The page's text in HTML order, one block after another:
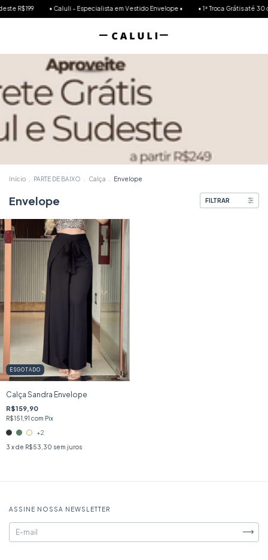
R$199 • Caluli - Especialista em Vestido Envelope • • 1ª Troca Grátis até 30
Início PARTE DE BAIXO Calça Envelope
Envelope FILTRAR
ESGOTADO
Calça Sandra Envelope
R$159,90
R$151,91 com Pix
+2
3 x de R$53,30 sem juros
ASSINE NOSSA NEWSLETTER